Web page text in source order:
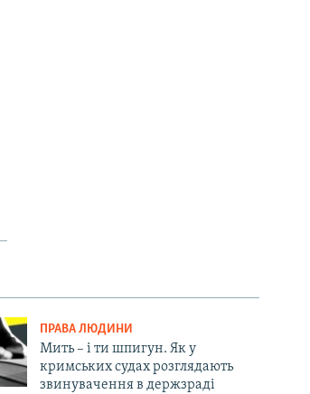
ПРАВА ЛЮДИНИ
Мить – і ти шпигун. Як у
кримських судах розглядають
звинувачення в держзраді